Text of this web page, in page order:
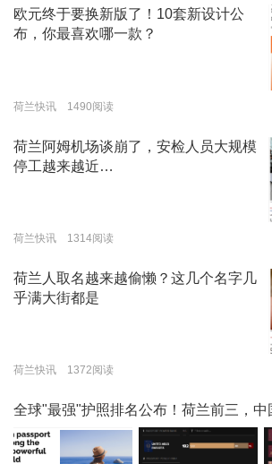
欧元终于要换新版了！10套新设计公
布，你最喜欢哪一款？
荷兰快讯 1490阅读
荷兰阿姆机场谈崩了，安检人员大规模
停工越来越近…
荷兰快讯 1314阅读
荷兰人取名越来越偷懒？这几个名字几
乎满大街都是
荷兰快讯 1372阅读
全球"最强"护照排名公布！荷兰前三，中